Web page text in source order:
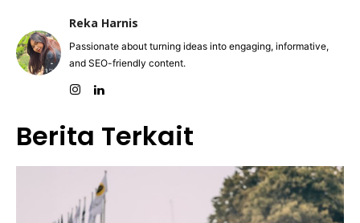
Reka Harnis
Passionate about turning ideas into engaging, informative,
and SEO-friendly content.
Berita Terkait